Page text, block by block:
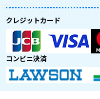
クレジットカード
コンビニ決済